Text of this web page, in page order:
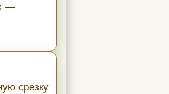
—
срезку